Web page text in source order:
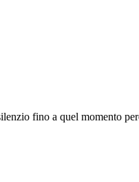
fino a quel momento